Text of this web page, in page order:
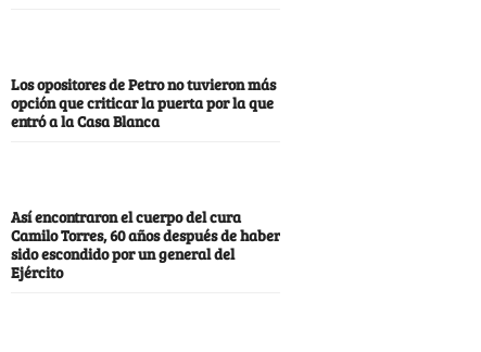
Los opositores de Petro no tuvieron más
opción que criticar la puerta por la que
entró a la Casa Blanca
Así encontraron el cuerpo del cura
Camilo Torres, 60 años después de haber
sido escondido por un general del
Ejército